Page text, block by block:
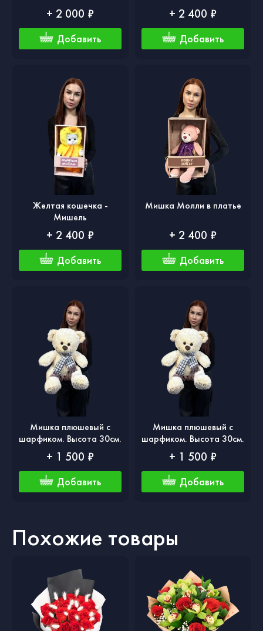
+ 2 000 ₽
Добавить
+ 2 400 ₽
Добавить
Желтая кошечка -
Мишель
+ 2 400 ₽
Добавить
Мишка Молли в платье
+ 2 400 ₽
Добавить
Мишка плюшевый с
шарфиком. Высота 30см.
+ 1 500 ₽
Добавить
Мишка плюшевый с
шарфиком. Высота 30см.
+ 1 500 ₽
Добавить
Похожие товары